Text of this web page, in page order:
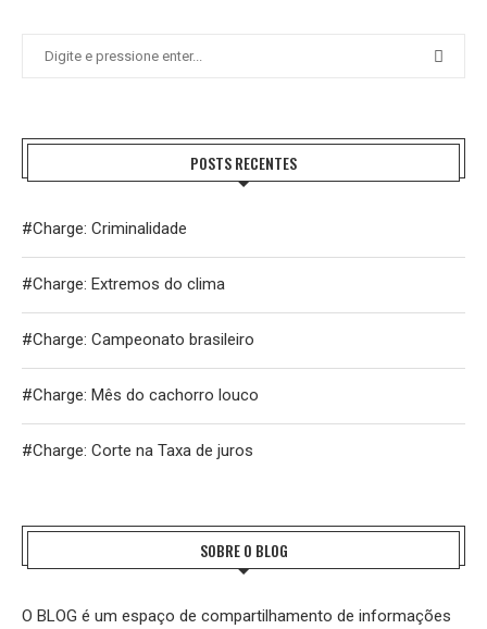
POSTS RECENTES
#Charge: Criminalidade
#Charge: Extremos do clima
#Charge: Campeonato brasileiro
#Charge: Mês do cachorro louco
#Charge: Corte na Taxa de juros
SOBRE O BLOG
O BLOG é um espaço de compartilhamento de informações